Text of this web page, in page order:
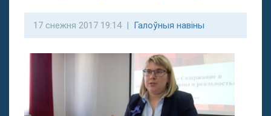
17 снежня 2017 19:14 | Галоўныя навіны